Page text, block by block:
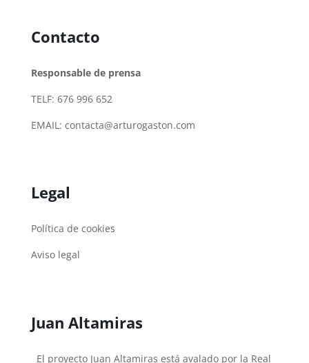
Contacto
Responsable de prensa
TELF: 676 996 652
EMAIL: contacta@arturogaston.com
Legal
Política de cookies
Aviso legal
Juan Altamiras
El proyecto Juan Altamiras está avalado por la Real